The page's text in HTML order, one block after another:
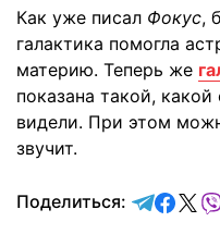
Как уже писал Фокус,
галактика помогла
материю. Теперь же
показана такой,
видели. При этом
звучит.
Поделиться: